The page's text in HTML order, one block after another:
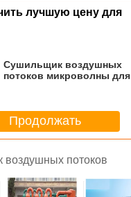
лучшую цену для
Сушильщик воздушных
потоков микроволны для
Продолжать
потоков